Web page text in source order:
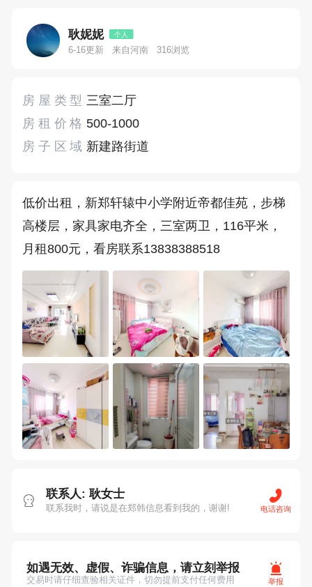
耿妮妮 个人
6-16更新 来自河南 316浏览
房屋类型 三室二厅
房租价格 500-1000
房子区域 新建路街道
低价出租，新郑轩辕中小学附近帝都佳苑，步梯
高楼层，家具家电齐全，三室两卫，116平米，
月租800元，看房联系13838388518
联系人: 耿女士
联系我时，请说是在郑韩信息看到我的，谢谢! 电话咨询
如遇无效、虚假、诈骗信息，请立刻举报
交易时请仔细查验相关证件，切勿提前支付任何费用 举报